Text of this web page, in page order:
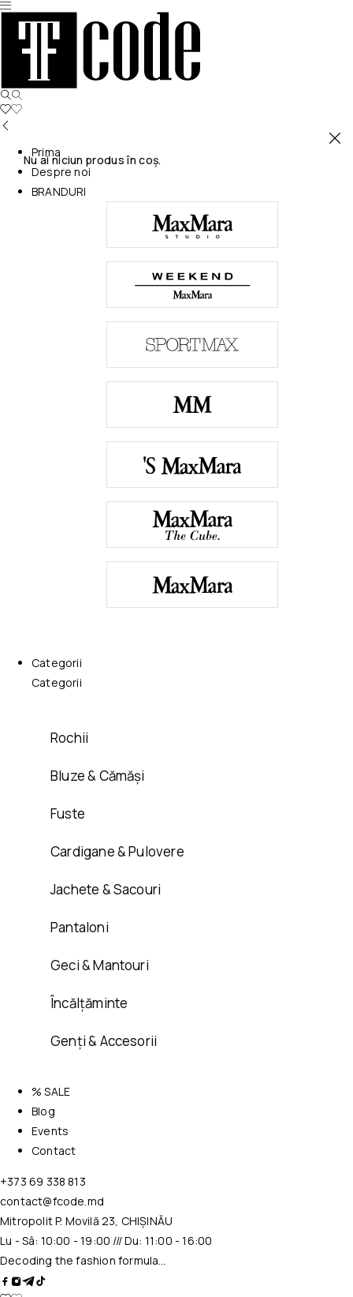
Nu ai niciun produs în coș.
Prima
Despre noi
BRANDURI
Categorii
Categorii
Rochii
Bluze & Cămăși
Fuste
Cardigane & Pulovere
Jachete & Sacouri
Pantaloni
Geci & Mantouri
Încălțăminte
Genți & Accesorii
% SALE
Blog
Events
Contact
+373 69 338 813
contact@fcode.md
Mitropolit P. Movilă 23, CHIȘINĂU
Lu - Sâ: 10:00 - 19:00 /// Du: 11:00 - 16:00
Decoding the fashion formula…